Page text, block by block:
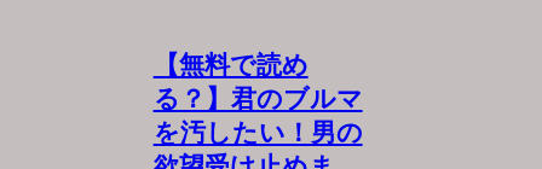
【無料で読め
る？】君のブルマ
を汚したい！男の